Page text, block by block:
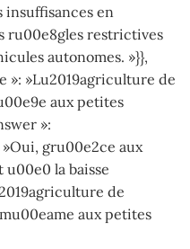
insuffisances en
ru00e8gles restrictives
autonomes. »}},
»: »Lu2019agriculture de
aux petites
»:
»Oui, gru00e2ce aux
la baisse
de
aux petites